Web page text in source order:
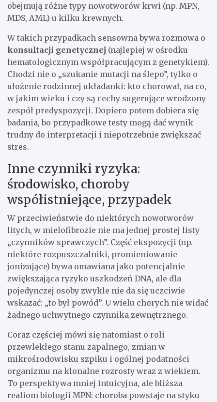
obejmują różne typy nowotworów krwi (np. MPN,
MDS, AML) u kilku krewnych.
W takich przypadkach sensowna bywa rozmowa o
konsultacji genetycznej (najlepiej w ośrodku
hematologicznym współpracującym z genetykiem).
Chodzi nie o „szukanie mutacji na ślepo”, tylko o
ułożenie rodzinnej układanki: kto chorował, na co,
w jakim wieku i czy są cechy sugerujące wrodzony
zespół predyspozycji. Dopiero potem dobiera się
badania, bo przypadkowe testy mogą dać wynik
trudny do interpretacji i niepotrzebnie zwiększać
stres.
Inne czynniki ryzyka:
środowisko, choroby
współistniejące, przypadek
W przeciwieństwie do niektórych nowotworów
litych, w mielofibrozie nie ma jednej prostej listy
„czynników sprawczych”. Część ekspozycji (np.
niektóre rozpuszczalniki, promieniowanie
jonizujące) bywa omawiana jako potencjalnie
zwiększająca ryzyko uszkodzeń DNA, ale dla
pojedynczej osoby zwykle nie da się uczciwie
wskazać: „to był powód”. U wielu chorych nie widać
żadnego uchwytnego czynnika zewnętrznego.
Coraz częściej mówi się natomiast o roli
przewlekłego stanu zapalnego, zmian w
mikrośrodowisku szpiku i ogólnej podatności
organizmu na klonalne rozrosty wraz z wiekiem.
To perspektywa mniej intuicyjna, ale bliższa
realiom biologii MPN: choroba powstaje na styku